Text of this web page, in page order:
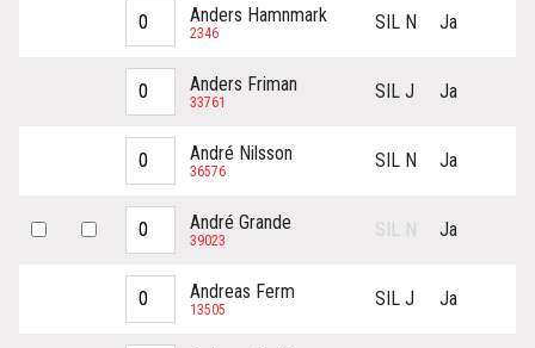
Anders Hamnmark
2346 SIL N Ja
Anders Friman
33761 SIL J Ja
André Nilsson
36576 SIL N Ja
André Grande
39023 SIL N Ja
Andreas Ferm
13505 SIL J Ja